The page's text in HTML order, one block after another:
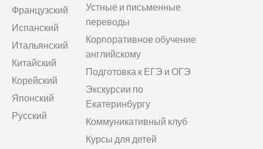
Французский
Испанский
Итальянский
Китайский
Корейский
Японский
Русский
Устные и письменные
переводы
Корпоративное обучение
английскому
Подготовка к ЕГЭ и ОГЭ
Экскурсии по
Екатеринбургу
Коммуникативный клуб
Курсы для детей